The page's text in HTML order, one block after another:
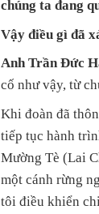
chúng ta đang
Vậy điều gì đã
Anh Trần Đức
cố như vậy, từ
Khi đoàn đã
tiếp tục hành
Mường Tè (Lai
một cánh rừng
tôi điều khiển